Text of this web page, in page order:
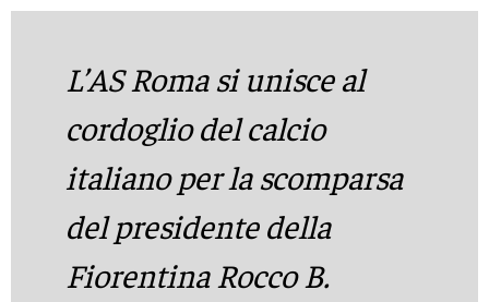
L’AS Roma si unisce al
cordoglio del calcio
italiano per la scomparsa
del presidente della
Fiorentina Rocco B.